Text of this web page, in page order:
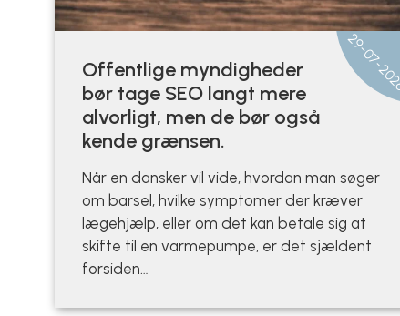
29-07-2026
Offentlige myndigheder
bør tage SEO langt mere
alvorligt, men de bør også
kende grænsen.
Når en dansker vil vide, hvordan man søger
om barsel, hvilke symptomer der kræver
lægehjælp, eller om det kan betale sig at
skifte til en varmepumpe, er det sjældent
forsiden…